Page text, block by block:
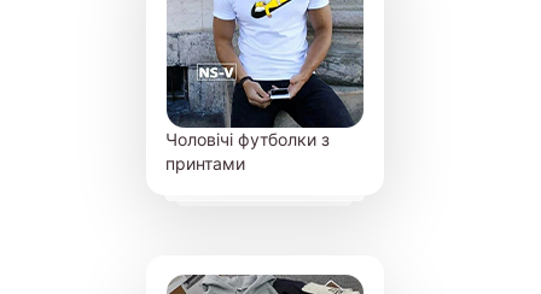
Чоловічі футболки з
принтами